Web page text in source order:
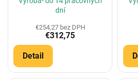
dní
€254,27 bez DPH
€312,75
Detail